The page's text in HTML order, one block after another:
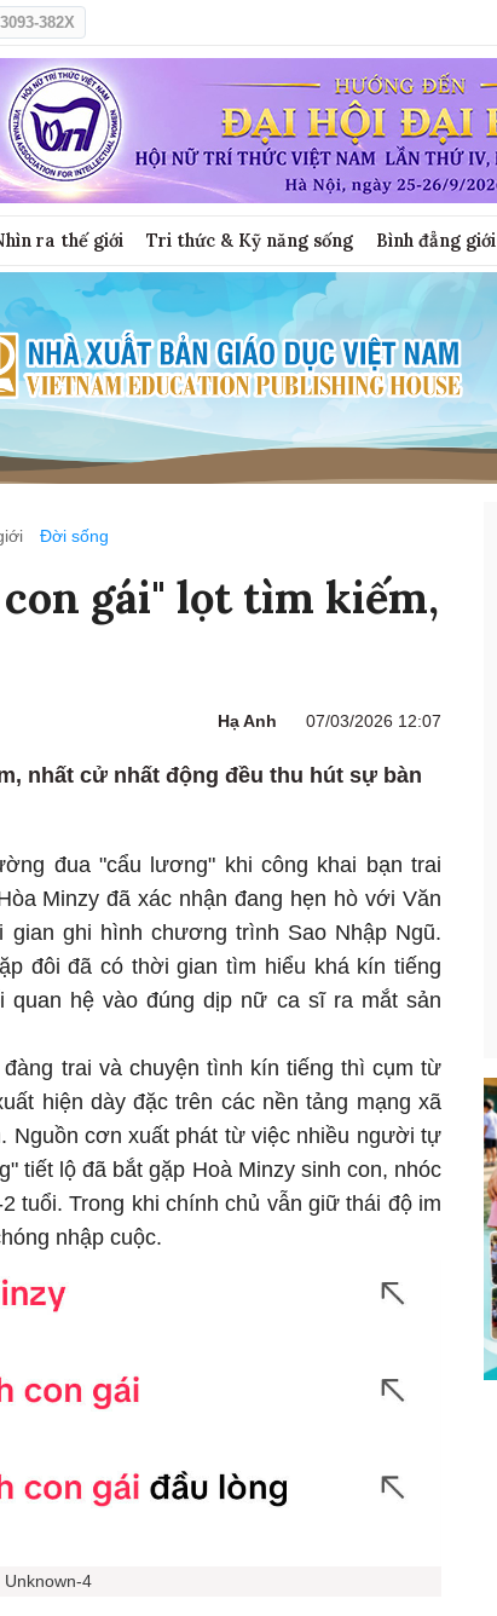
382X
ra thế giới Tri thức & Kỹ năng sống Bình đẳng giới
Đời sống
gái" lọt tìm kiếm,
Hạ Anh 07/03/2026 12:07
nhất cử nhất động đều thu hút sự bàn
đua "cẩu lương" khi công khai bạn trai
Minzy đã xác nhận đang hẹn hò với Văn
ghi hình chương trình Sao Nhập Ngũ.
đôi đã có thời gian tìm hiểu khá kín tiếng
quan hệ vào đúng dịp nữ ca sĩ ra mắt sản
trai và chuyện tình kín tiếng thì cụm từ
hiện dày đặc trên các nền tảng mạng xã
Nguồn cơn xuất phát từ việc nhiều người tự
tiết lộ đã bắt gặp Hoà Minzy sinh con, nhóc
tuổi. Trong khi chính chủ vẫn giữ thái độ im
nhập cuộc.
Unknown-4